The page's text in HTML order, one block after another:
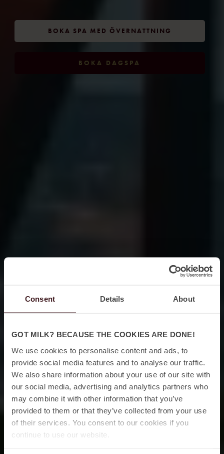
Consent Details About
GOT MILK? BECAUSE THE COOKIES ARE DONE!
We use cookies to personalise content and ads, to
provide social media features and to analyse our traffic.
We also share information about your use of our site with
our social media, advertising and analytics partners who
may combine it with other information that you’ve
provided to them or that they’ve collected from your use
of their services. You consent to our cookies if you
continue to use our website.
BOKA SPA MED ÖVERNATTNING
BOKA DAGSPA